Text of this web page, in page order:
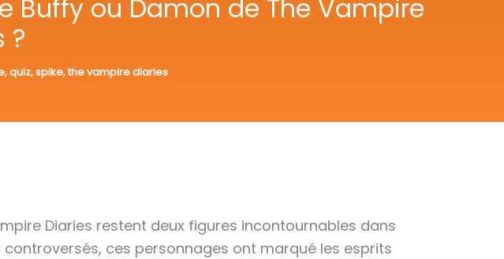
Buffy ou Damon de The Vampire
?
,quiz,spike,the vampire diaries
Diaries restent deux figures incontournables dans
ces personnages ont marqué les esprits